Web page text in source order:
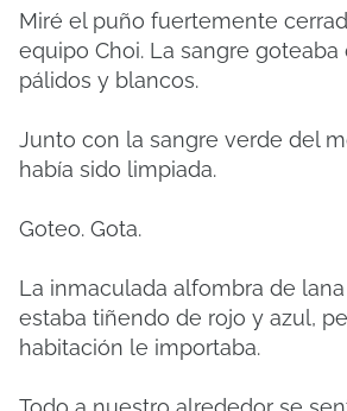
Miré el puño fuertemente
equipo Choi. La sangre
pálidos y blancos.
Junto con la sangre verde del
había sido limpiada.
Goteo. Gota.
La inmaculada alfombra de
estaba tiñendo de rojo y azul,
habitación le importaba.